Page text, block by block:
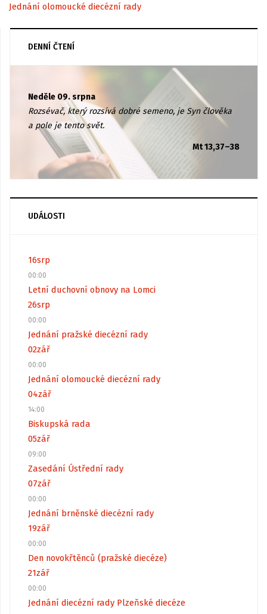
Jednání olomoucké diecézní rady
DENNÍ ČTENÍ
Neděle 09. srpna
Rozsévač, který rozsívá dobré semeno, je Syn člověka
a pole je tento svět.
Mt 13,37–38
UDÁLOSTI
16srp
00:00
Letní duchovní obnovy na Lomci
26srp
00:00
Jednání pražské diecézní rady
02zář
00:00
Jednání olomoucké diecézní rady
04zář
14:00
Biskupská rada
05zář
09:00
Zasedání Ústřední rady
07zář
00:00
Jednání brněnské diecézní rady
19zář
00:00
Den novokřtěnců (pražské diecéze)
21zář
00:00
Jednání diecézní rady Plzeňské diecéze